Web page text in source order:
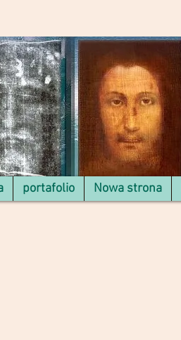
portafolio Nowa strona